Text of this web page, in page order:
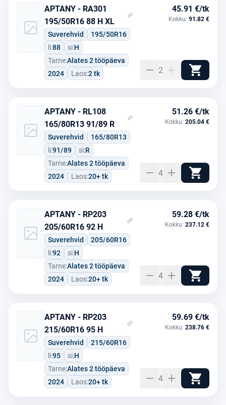
APTANY - RA301
195/50R16 88 H XL
Suverehvid
195/50R16
li:88 si:H
Tarne:Alates 2 tööpäeva
2024
Laos:2 tk
45.91 €/tk
Kokku: 91.82 €
2
APTANY - RL108
165/80R13 91/89 R
Suverehvid
165/80R13
li:91/89 si:R
Tarne:Alates 2 tööpäeva
2024
Laos:20+ tk
51.26 €/tk
Kokku: 205.04 €
4
APTANY - RP203
205/60R16 92 H
Suverehvid
205/60R16
li:92 si:H
Tarne:Alates 2 tööpäeva
2024
Laos:20+ tk
59.28 €/tk
Kokku: 237.12 €
4
APTANY - RP203
215/60R16 95 H
Suverehvid
215/60R16
li:95 si:H
Tarne:Alates 2 tööpäeva
2024
Laos:20+ tk
59.69 €/tk
Kokku: 238.76 €
4